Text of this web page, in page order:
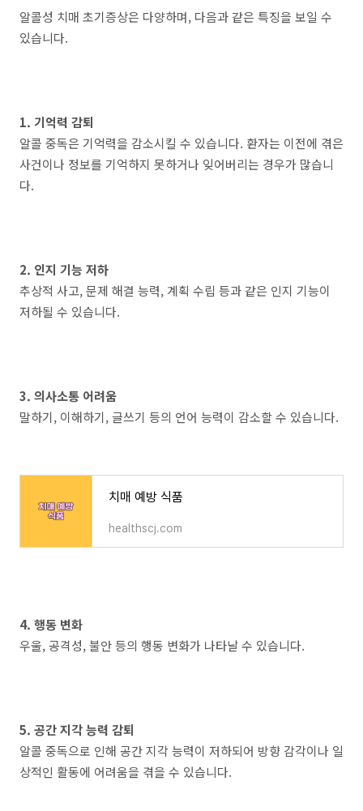
알콜성 치매 초기증상은 다양하며, 다음과 같은 특징을 보일 수
있습니다.
1. 기억력 감퇴
알콜 중독은 기억력을 감소시킬 수 있습니다. 환자는 이전에 겪은
사건이나 정보를 기억하지 못하거나 잊어버리는 경우가 많습니
다.
2. 인지 기능 저하
추상적 사고, 문제 해결 능력, 계획 수립 등과 같은 인지 기능이
저하될 수 있습니다.
3. 의사소통 어려움
말하기, 이해하기, 글쓰기 등의 언어 능력이 감소할 수 있습니다.
치매 예방 식품
healthscj.com
4. 행동 변화
우울, 공격성, 불안 등의 행동 변화가 나타날 수 있습니다.
5. 공간 지각 능력 감퇴
알콜 중독으로 인해 공간 지각 능력이 저하되어 방향 감각이나 일
상적인 활동에 어려움을 겪을 수 있습니다.